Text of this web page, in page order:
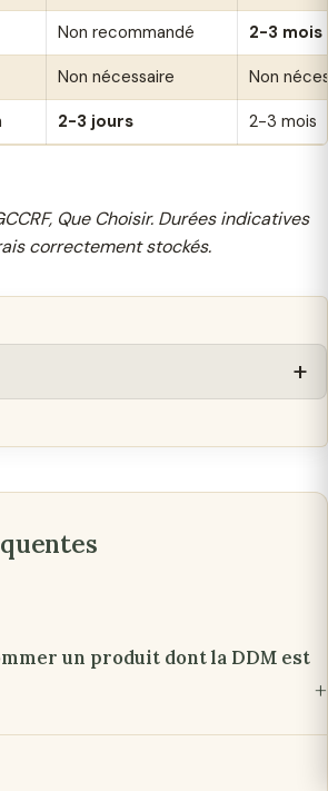
Non recommandé
2-3 mois
Non nécessaire
Non
2-3 jours 2-3 mois
Que Choisir. Durées indicatives
correctement stockés.
un produit dont la DDM est